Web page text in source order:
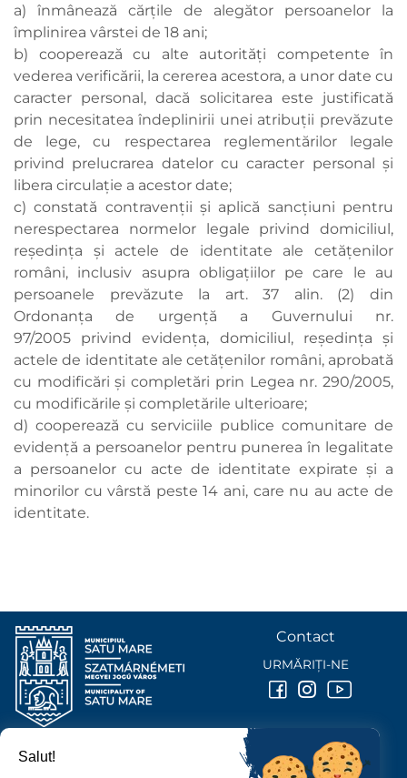
a) înmânează cărţile de alegător persoanelor la
împlinirea vârstei de 18 ani;
b) cooperează cu alte autorităţi competente în
vederea verificării, la cererea acestora, a unor date cu
caracter personal, dacă solicitarea este justificată
prin necesitatea îndeplinirii unei atribuţii prevăzute
de lege, cu respectarea reglementărilor legale
privind prelucrarea datelor cu caracter personal şi
libera circulaţie a acestor date;
c) constată contravenţii şi aplică sancţiuni pentru
nerespectarea normelor legale privind domiciliul,
reşedinţa şi actele de identitate ale cetăţenilor
români, inclusiv asupra obligaţiilor pe care le au
persoanele prevăzute la art. 37 alin. (2) din
Ordonanţa de urgenţă a Guvernului nr.
97/2005 privind evidenţa, domiciliul, reşedinţa şi
actele de identitate ale cetăţenilor români, aprobată
cu modificări şi completări prin Legea nr. 290/2005,
cu modificările şi completările ulterioare;
d) cooperează cu serviciile publice comunitare de
evidenţă a persoanelor pentru punerea în legalitate
a persoanelor cu acte de identitate expirate şi a
minorilor cu vârstă peste 14 ani, care nu au acte de
identitate.
PRIMĂRIA MUNICIPIULUI
Contact
URMĂRIȚI-NE
Salut!